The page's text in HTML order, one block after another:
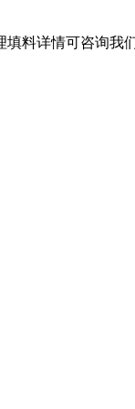
填料详情可咨询我